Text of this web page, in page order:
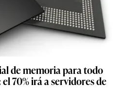
de memoria para todo
70% irá a servidores de